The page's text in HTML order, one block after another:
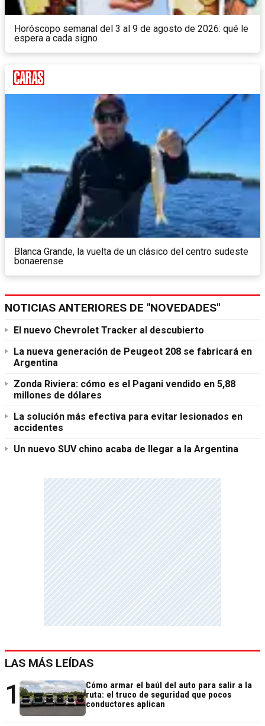
Horóscopo semanal del 3 al 9 de agosto de 2026: qué le
espera a cada signo
Blanca Grande, la vuelta de un clásico del centro sudeste
bonaerense
NOTICIAS ANTERIORES DE "NOVEDADES"
El nuevo Chevrolet Tracker al descubierto
La nueva generación de Peugeot 208 se fabricará en
Argentina
Zonda Riviera: cómo es el Pagani vendido en 5,88
millones de dólares
La solución más efectiva para evitar lesionados en
accidentes
Un nuevo SUV chino acaba de llegar a la Argentina
LAS MÁS LEÍDAS
1
Cómo armar el baúl del auto para salir a la
ruta: el truco de seguridad que pocos
conductores aplican